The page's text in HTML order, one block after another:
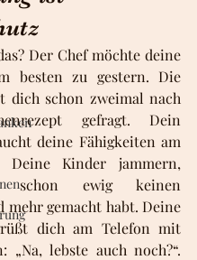
Der Chef möchte deine
besten zu gestern. Die
dich schon zweimal nach
gefragt. Dein
deine Fähigkeiten am
Deine Kinder jammern,
schon ewig keinen
mehr gemacht habt. Deine
dich am Telefon mit
„Na, lebste auch noch?“.